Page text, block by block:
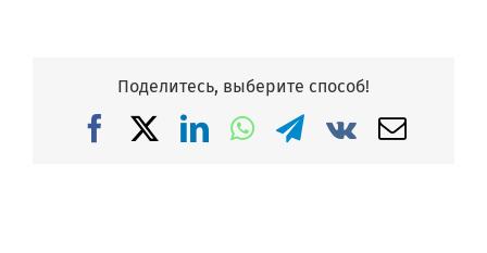
Поделитесь, выберите способ!
FacebookLinkedIn
WhatsApp
Telegram
Vk Email